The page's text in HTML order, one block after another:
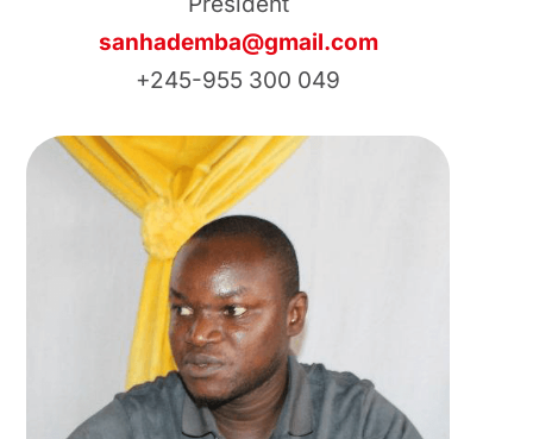
sanhademba@gmail.com
+245-955 300 049